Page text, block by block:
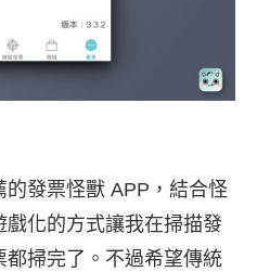
發票怪獸 APP，結合怪
化的方式讓我在掃描發
掃完了。不過希望傳統